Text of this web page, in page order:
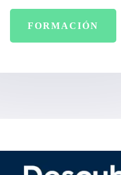
FORMACIÓN